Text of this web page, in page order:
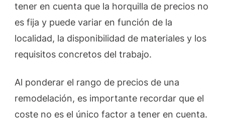
tener en cuenta que la horquilla de precios no
es fija y puede variar en función de la
localidad, la disponibilidad de materiales y los
requisitos concretos del trabajo.
Al ponderar el rango de precios de una
remodelación, es importante recordar que el
coste no es el único factor a tener en cuenta.